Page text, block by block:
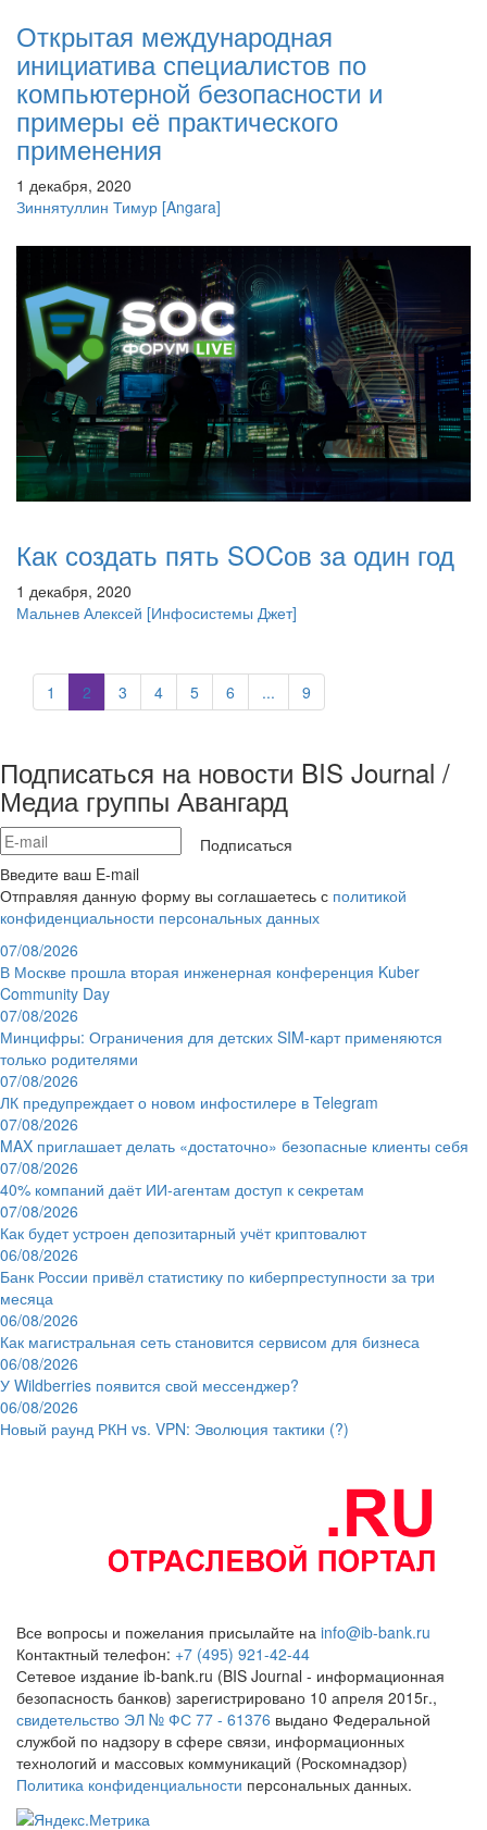
Открытая международная
инициатива специалистов по
компьютерной безопасности и
примеры её практического
применения
1 декабря, 2020
Зиннятуллин Тимур [Angara]
Как создать пять SOCов за один год
1 декабря, 2020
Мальнев Алексей [Инфосистемы Джет]
1 2 3 4 5 6 ... 9
Подписаться на новости BIS Journal /
Медиа группы Авангард
Подписаться
Введите ваш E-mail
Отправляя данную форму вы соглашаетесь с политикой
конфиденциальности персональных данных
07/08/2026
В Москве прошла вторая инженерная конференция Kuber
Community Day
07/08/2026
Минцифры: Ограничения для детских SIM-карт применяются
только родителями
07/08/2026
ЛК предупреждает о новом инфостилере в Telegram
07/08/2026
MAX приглашает делать «достаточно» безопасные клиенты себя
07/08/2026
40% компаний даёт ИИ‑агентам доступ к секретам
07/08/2026
Как будет устроен депозитарный учёт криптовалют
06/08/2026
Банк России привёл статистику по киберпреступности за три
месяца
06/08/2026
Как магистральная сеть становится сервисом для бизнеса
06/08/2026
У Wildberries появится свой мессенджер?
06/08/2026
Новый раунд РКН vs. VPN: Эволюция тактики (?)
Все вопросы и пожелания присылайте на info@ib-bank.ru
Контактный телефон: +7 (495) 921-42-44
Сетевое издание ib-bank.ru (BIS Journal - информационная
безопасность банков) зарегистрировано 10 апреля 2015г.,
свидетельство ЭЛ № ФС 77 - 61376 выдано Федеральной
службой по надзору в сфере связи, информационных
технологий и массовых коммуникаций (Роскомнадзор)
Политика конфиденциальности персональных данных.